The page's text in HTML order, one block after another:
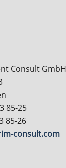
Consult GmbH
85-25
85-26
consult.com